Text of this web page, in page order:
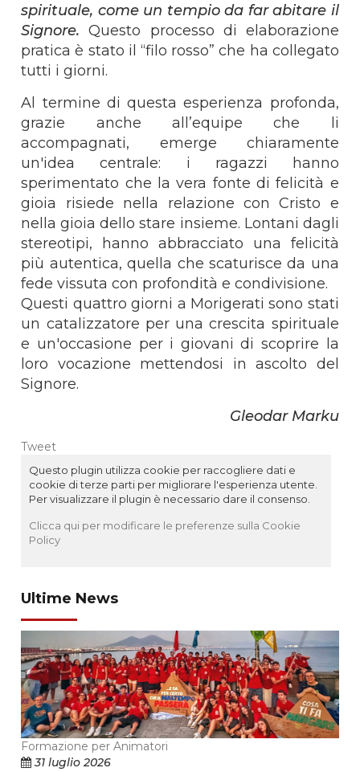
spirituale, come un tempio da far abitare il
Signore. Questo processo di elaborazione
pratica è stato il “filo rosso” che ha collegato
tutti i giorni.
Al termine di questa esperienza profonda,
grazie anche all’equipe che li
accompagnati, emerge chiaramente
un'idea centrale: i ragazzi hanno
sperimentato che la vera fonte di felicità e
gioia risiede nella relazione con Cristo e
nella gioia dello stare insieme. Lontani dagli
stereotipi, hanno abbracciato una felicità
più autentica, quella che scaturisce da una
fede vissuta con profondità e condivisione.
Questi quattro giorni a Morigerati sono stati
un catalizzatore per una crescita spirituale
e un'occasione per i giovani di scoprire la
loro vocazione mettendosi in ascolto del
Signore.
Gleodar Marku
Tweet
Questo plugin utilizza cookie per raccogliere dati e
cookie di terze parti per migliorare l'esperienza utente.
Per visualizzare il plugin è necessario dare il consenso.
Clicca qui per modificare le preferenze sulla Cookie
Policy
Ultime News
Formazione per Animatori
31 luglio 2026